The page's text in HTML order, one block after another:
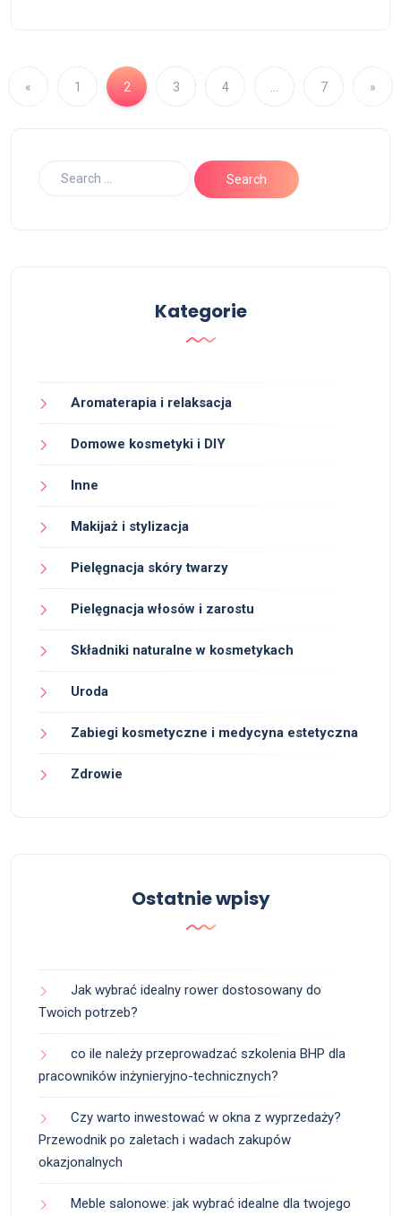
« 1 2 3 4 7 »
Kategorie
Aromaterapia i relaksacja
Domowe kosmetyki i DIY
Inne
Makijaż i stylizacja
Pielęgnacja skóry twarzy
Pielęgnacja włosów i zarostu
Składniki naturalne w kosmetykach
Uroda
Zabiegi kosmetyczne i medycyna estetyczna
Zdrowie
Ostatnie wpisy
Jak wybrać idealny rower dostosowany do
Twoich potrzeb?
co ile należy przeprowadzać szkolenia BHP dla
pracowników inżynieryjno-technicznych?
Czy warto inwestować w okna z wyprzedaży?
Przewodnik po zaletach i wadach zakupów
okazjonalnych
Meble salonowe: jak wybrać idealne dla twojego